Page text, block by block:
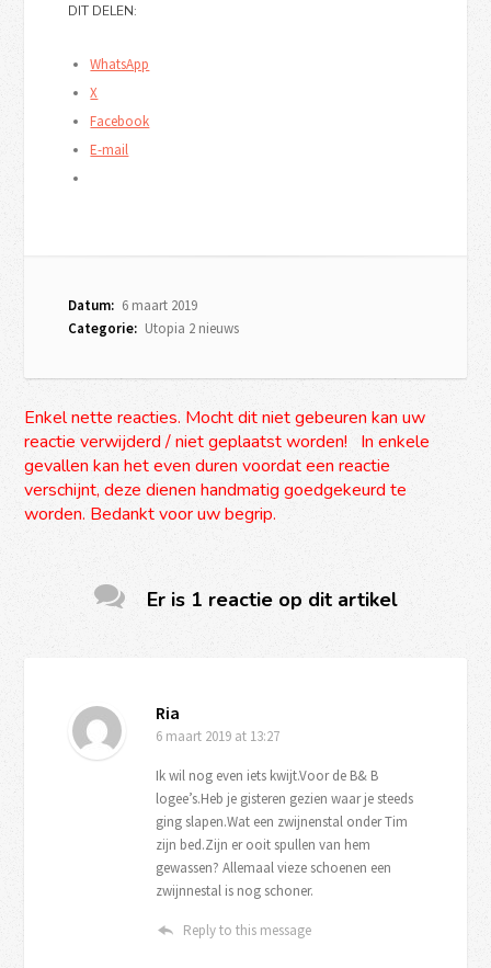
DIT DELEN:
WhatsApp
X
Facebook
E-mail
Datum: 6 maart 2019
Categorie: Utopia 2 nieuws
Enkel nette reacties. Mocht dit niet gebeuren kan uw
reactie verwijderd / niet geplaatst worden! In enkele
gevallen kan het even duren voordat een reactie
verschijnt, deze dienen handmatig goedgekeurd te
worden. Bedankt voor uw begrip.
Er is 1 reactie op dit artikel
Ria
6 maart 2019 at 13:27
Ik wil nog even iets kwijt.Voor de B& B
logee’s.Heb je gisteren gezien waar je steeds
ging slapen.Wat een zwijnenstal onder Tim
zijn bed.Zijn er ooit spullen van hem
gewassen? Allemaal vieze schoenen een
zwijnnestal is nog schoner.
Reply to this message